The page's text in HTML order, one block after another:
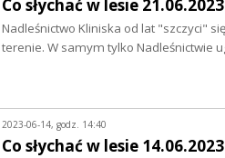
Co słychać w lesie 21.06.2023
Nadleśnictwo Kliniska od lat "szczyci"
terenie. W samym tylko Nadleśnictwie
2023-06-14, godz. 14:40
Co słychać w lesie 14.06.2023